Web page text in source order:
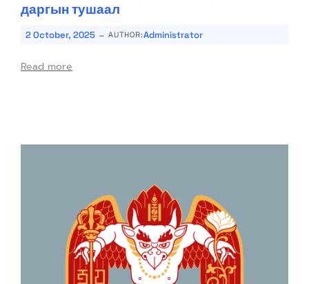
даргын тушаал
2 October, 2025 - AUTHOR:Administrator
Read more